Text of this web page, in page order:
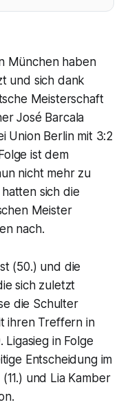
München haben
und sich dank
Meisterschaft
José Barcala
Union Berlin mit 3:2
ist dem
nicht mehr zu
sich die
Meister
nach.
(50.) und die
sich zuletzt
die Schulter
ihren Treffern in
in Folge
Entscheidung im
und Lia Kamber